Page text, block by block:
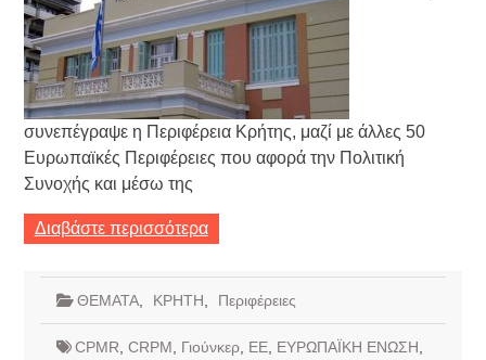
συνεπέγραψε η Περιφέρεια Κρήτης, μαζί με άλλες 50
Ευρωπαϊκές Περιφέρειες που αφορά την Πολιτική
Συνοχής και μέσω της
Διαβάστε περισσότερα
ΘΕΜΑΤΑ, ΚΡΗΤΗ Περιφέρειες
CPMR CRPM Γιούνκερ, ΕΕ, ΕΥΡΩΠΑΪΚΗ ΕΝΩΣΗ